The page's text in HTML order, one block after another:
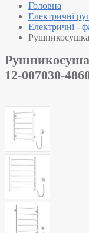
Головна
Електричні
Електричні -
Рушникосушка
12-007030-